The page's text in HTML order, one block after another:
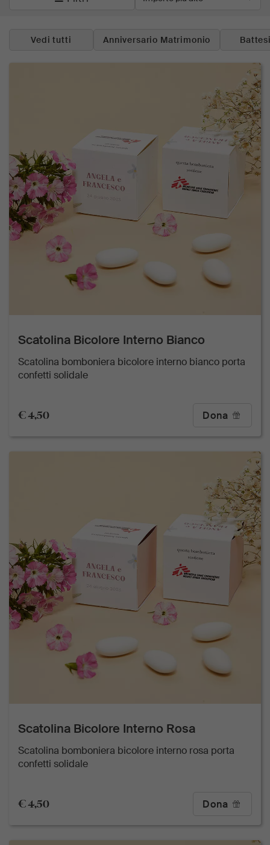
Vedi tutti Anniversario Matrimonio
Scatolina Bicolore Interno Bianco
Scatolina bomboniera bicolore interno bianco porta
confetti solidale
€ 4,50 Dona
Scatolina Bicolore Interno Rosa
Scatolina bomboniera bicolore interno rosa porta
confetti solidale
€ 4,50 Dona